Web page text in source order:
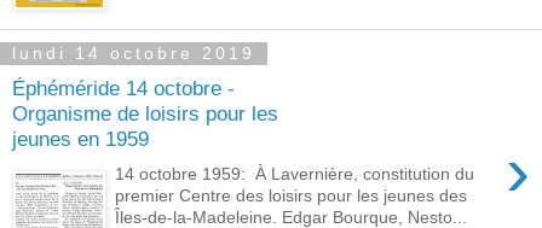
lundi 14 octobre 2019
Éphéméride 14 octobre -
Organisme de loisirs pour les
jeunes en 1959
›
14 octobre 1959: À Lavernière, constitution du
premier Centre des loisirs pour les jeunes des
Îles-de-la-Madeleine. Edgar Bourque, Nesto...